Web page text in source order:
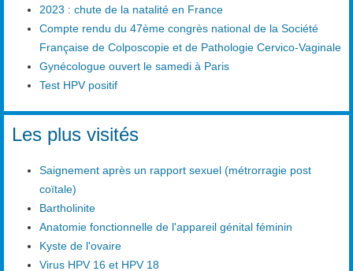
2023 : chute de la natalité en France
Compte rendu du 47ème congrès national de la Société
Française de Colposcopie et de Pathologie Cervico-Vaginale
Gynécologue ouvert le samedi à Paris
Test HPV positif
Les plus visités
Saignement après un rapport sexuel (métrorragie post
coïtale)
Bartholinite
Anatomie fonctionnelle de l'appareil génital féminin
Kyste de l'ovaire
Virus HPV 16 et HPV 18